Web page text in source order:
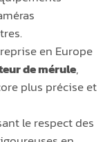
en Europe
de mérule,
plus précise et
le respect des